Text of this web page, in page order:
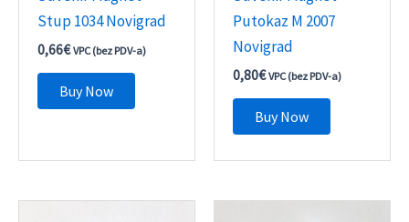
Stup 1034 Novigrad
0,66€ VPC (bez PDV-a)
Buy Now
Putokaz M 2007
Novigrad
0,80€ VPC (bez PDV-a)
Buy Now